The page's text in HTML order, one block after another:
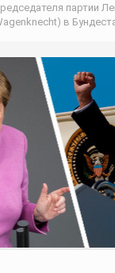
партии
в